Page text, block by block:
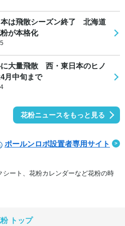
は飛散シーズン終了 北海道
が本格化
大量飛散 西・東日本のヒノ
月中旬まで
花粉ニュースをもっと見る
ポールンロボ設置者専用サイト
ート、花粉カレンダーなど花粉の時
トップ